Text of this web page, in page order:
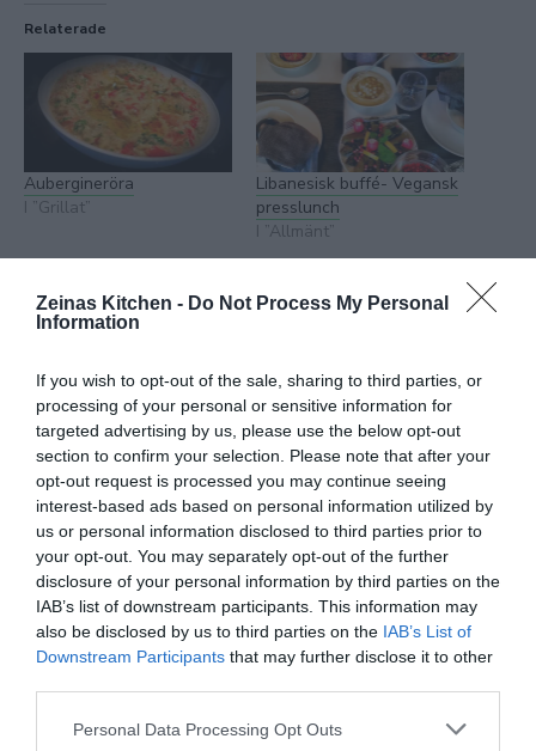
Zeinas Kitchen - Do Not Process My Personal
Information
If you wish to opt-out of the sale, sharing to third parties, or
processing of your personal or sensitive information for
targeted advertising by us, please use the below opt-out
section to confirm your selection. Please note that after your
opt-out request is processed you may continue seeing
interest-based ads based on personal information utilized by
us or personal information disclosed to third parties prior to
your opt-out. You may separately opt-out of the further
disclosure of your personal information by third parties on the
IAB’s list of downstream participants. This information may
also be disclosed by us to third parties on the IAB’s List of
Downstream Participants that may further disclose it to other
Personal Data Processing Opt Outs
Relaterade
Aubergineröra
I ”Grillat”
Libanesisk buffé- Vegansk
presslunch
I ”Allmänt”
Libanesisk kalasbuffé
I ”Buffé”
aubergineröra Baba ganoush Libanesiskt
mtabal Zeinas Kitchen